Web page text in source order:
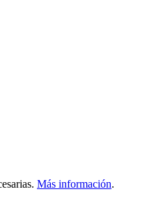
Más información.